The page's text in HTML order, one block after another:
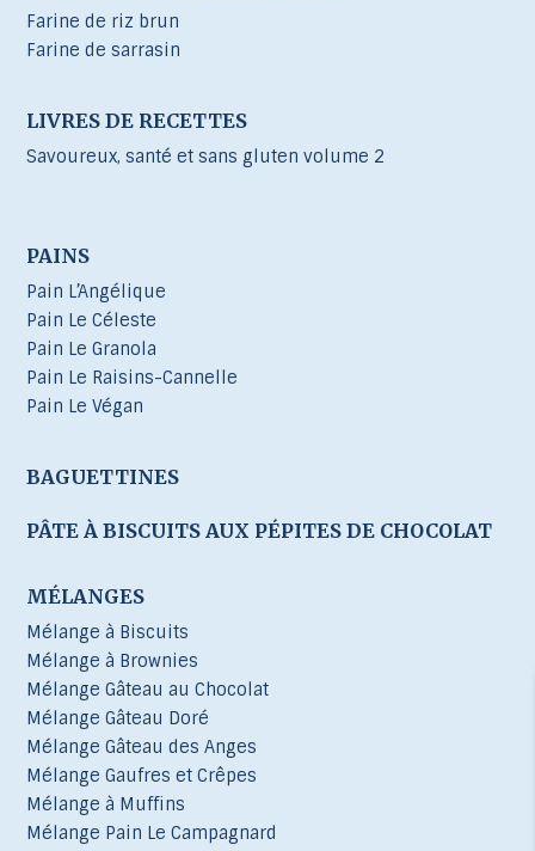
Farine de riz brun
Farine de sarrasin
LIVRES DE RECETTES
Savoureux, santé et sans gluten volume 2
PAINS
Pain L’Angélique
Pain Le Céleste
Pain Le Granola
Pain Le Raisins-Cannelle
Pain Le Végan
BAGUETTINES
PÂTE À BISCUITS AUX PÉPITES DE CHOCOLAT
MÉLANGES
Mélange à Biscuits
Mélange à Brownies
Mélange Gâteau au Chocolat
Mélange Gâteau Doré
Mélange Gâteau des Anges
Mélange Gaufres et Crêpes
Mélange à Muffins
Mélange Pain Le Campagnard